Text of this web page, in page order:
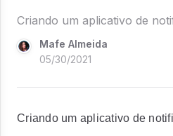
Criando um aplicativo de
Mafe Almeida
05/30/2021
Criando um aplicativo de